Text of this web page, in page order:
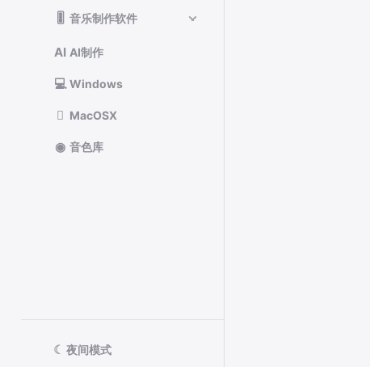
🎚️ 音乐制作软件
AI AI制作
💻 Windows
 MacOSX
◉ 音色库
☾ 夜间模式